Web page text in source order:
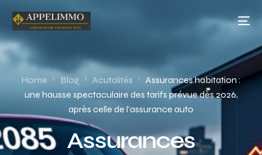
Home Blog Acutalités
Assurances habitation :
une hausse spectaculaire des tarifs prévue dès 2026,
après celle de l’assurance auto
Assurances